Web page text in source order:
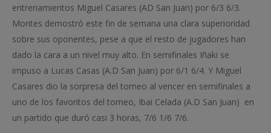
entrenamientos Miguel Casares (AD San Juan) por 6/3 6/3.
Montes demostró este fin de semana una clara superioridad
sobre sus oponentes, pese a que el resto de jugadores han
dado la cara a un nivel muy alto. En semifinales Iñaki se
impuso a Lucas Casas (A.D San Juan) por 6/1 6/4. Y Miguel
Casares dio la sorpresa del torneo al vencer en semifinales a
uno de los favoritos del torneo, Ibai Celada (A.D San Juan) en
un partido que duró casi 3 horas, 7/6 1/6 7/6.